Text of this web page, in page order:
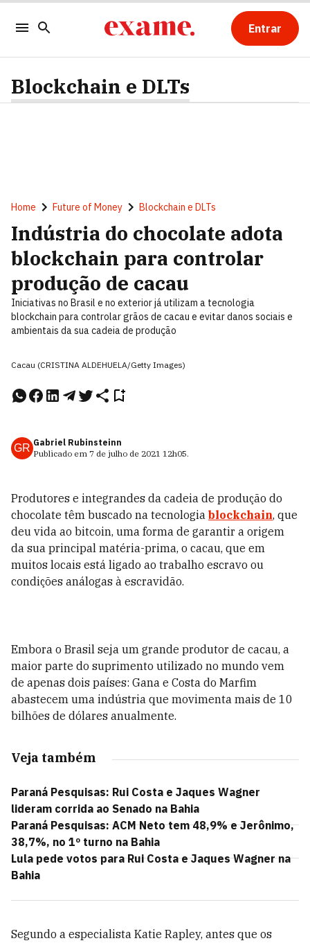
Entrar
Blockchain e DLTs
Home Future of Money Blockchain e DLTs
Indústria do chocolate adota
blockchain para controlar
produção de cacau
Iniciativas no Brasil e no exterior já utilizam a tecnologia
blockchain para controlar grãos de cacau e evitar danos sociais e
ambientais da sua cadeia de produção
Cacau (CRISTINA ALDEHUELA/Getty Images)
GR Gabriel Rubinsteinn
Publicado em 7 de julho de 2021 12h05.
Produtores e integrandes da cadeia de produção do
chocolate têm buscado na tecnologia blockchain, que
deu vida ao bitcoin, uma forma de garantir a origem
da sua principal matéria-prima, o cacau, que em
muitos locais está ligado ao trabalho escravo ou
condições análogas à escravidão.
Embora o Brasil seja um grande produtor de cacau, a
maior parte do suprimento utilizado no mundo vem
de apenas dois países: Gana e Costa do Marfim
abastecem uma indústria que movimenta mais de 10
bilhões de dólares anualmente.
Veja também
Paraná Pesquisas: Rui Costa e Jaques Wagner
lideram corrida ao Senado na Bahia
Paraná Pesquisas: ACM Neto tem 48,9% e Jerônimo,
38,7%, no 1º turno na Bahia
Lula pede votos para Rui Costa e Jaques Wagner na
Bahia
Segundo a especialista Katie Rapley, antes que os